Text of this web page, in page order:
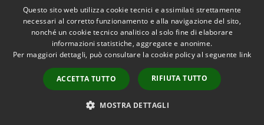
Anagrafe e stato civile
Imprese e Commercio
Catasto e urbanistica
Mobilità e trasporti
Questo sito web utilizza cookie tecnici e assimilati strettamente
necessari al corretto funzionamento e alla navigazione del sito,
nonché un cookie tecnico analitico al solo fine di elaborare
informazioni statistiche, aggregate e anonime.
Per maggiori dettagli, può consultare la cookie policy al seguente link
ACCETTA TUTTO RIFIUTA TUTTO
MOSTRA DETTAGLI